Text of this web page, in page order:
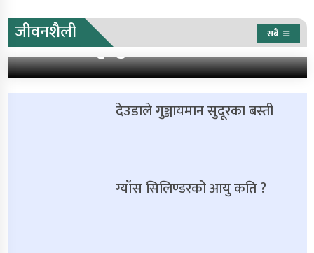
जीवनशैली सबै
नेपालमा कुल मृत्युको ११.११ प्रतिशत
मृत्यु क्यान्सरबाट
देउडाले गुञ्जायमान सुदूरका बस्ती
ग्याँस सिलिण्डरको आयु कति ?